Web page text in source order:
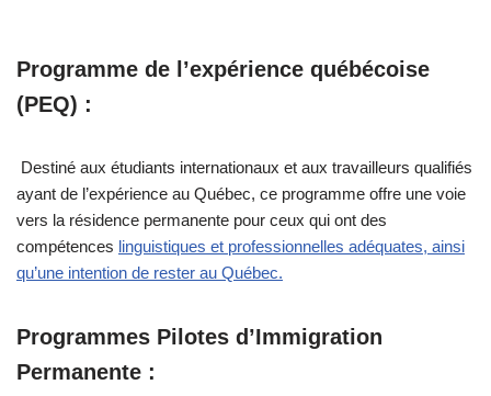
Programme de l’expérience québécoise
(PEQ) :
Destiné aux étudiants internationaux et aux travailleurs qualifiés
ayant de l’expérience au Québec, ce programme offre une voie
vers la résidence permanente pour ceux qui ont des
compétences linguistiques et professionnelles adéquates, ainsi
qu’une intention de rester au Québec.
Programmes Pilotes d’Immigration
Permanente :